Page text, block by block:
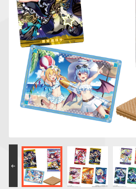
仮面ライダーシリー
ズ
PROJECT R.E.D.・
スーパー戦隊シリー
ズ
ガンダムシリーズ
ポケットモンスター
キャラパキ
つりグミ
にふぉるめーしょん
＆スクエアシール
SMPシリーズ